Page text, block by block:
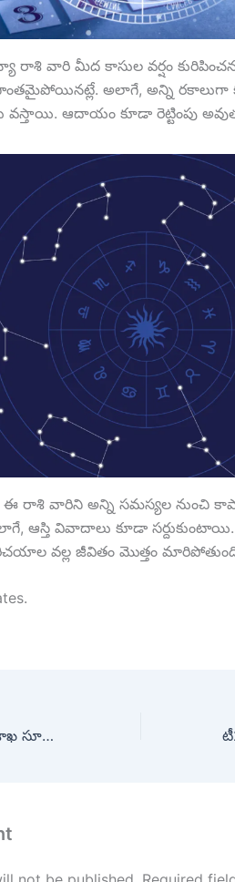
రాశి వారి మీద కాసుల వర్షం
అలాగే, అన్ని రకాలుగా
ఆదాయం కూడా రెట్టింపు
ఈ రాశి వారిని అన్ని సమస్యల నుంచి
ఆస్తి వివాదాలు కూడా
వల్ల జీవితం మొత్తం
Andhra Pradesh: ఏపీకి రైల్వేశాఖ సూపర్ న్యూస్.. ఈ ప్రాంతాలకు కూడా రైల్వే కనెక్టివిటీ.. ఆరు కొత్త లైన్లకు లైన్ క్లియర్..